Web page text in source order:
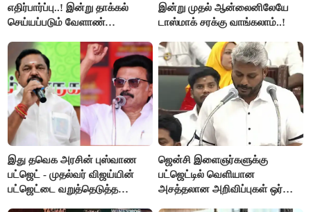
எதிர்பார்ப்பு..! இன்று தாக்கல்
செய்யப்படும் வேளாண்
கோரிக்கை!
இன்று முதல் ஆன்லைனிலேயே
டாஸ்மாக் சரக்கு வாங்கலாம்..!
இது தவெக அரசின் புஸ்வாண
பட்ஜெட் - முதல்வர் விஜய்யின்
பட்ஜெட்டை வறுத்தெடுத்த
ஜென்சி இளைஞர்களுக்கு
பட்ஜெட்டில் வெளியான
அசத்தலான அறிவிப்புகள் ஒர்